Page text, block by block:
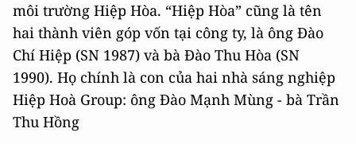
môi trường Hiệp Hòa. “Hiệp Hòa” cũng là tên
hai thành viên góp vốn tại công ty, là ông Đào
Chí Hiệp (SN 1987) và bà Đào Thu Hòa (SN
1990). Họ chính là con của hai nhà sáng nghiệp
Hiệp Hoà Group: ông Đào Mạnh Mùng - bà Trần
Thu Hồng